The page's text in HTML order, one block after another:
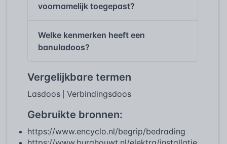
voornamelijk toegepast?
Welke kenmerken heeft een
banuladoos?
Vergelijkbare termen
Lasdoos Verbindingsdoos
Gebruikte bronnen:
https://www.encyclo.nl/begrip/bedrading